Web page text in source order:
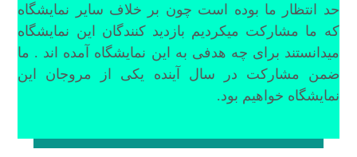
حد انتظار ما بوده است چون بر خلاف سایر نمایشگاه
که ما مشارکت میکردیم بازدید کنندگان این نمایشگاه
میدانستند برای چه هدفی به این نمایشگاه آمده اند . ما
ضمن مشارکت در سال آینده یکی از مروجان این
نمایشگاه خواهیم بود.